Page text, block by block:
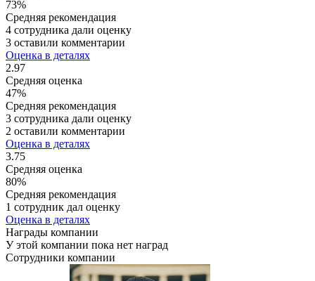
73%
Средняя рекомендация
4 сотрудника дали оценку
3 оставили комментарии
Оценка в деталях
2.97
Средняя оценка
47%
Средняя рекомендация
3 сотрудника дали оценку
2 оставили комментарии
Оценка в деталях
3.75
Средняя оценка
80%
Средняя рекомендация
1 сотрудник дал оценку
Оценка в деталях
Награды компании
У этой компании пока нет наград
Сотрудники компании